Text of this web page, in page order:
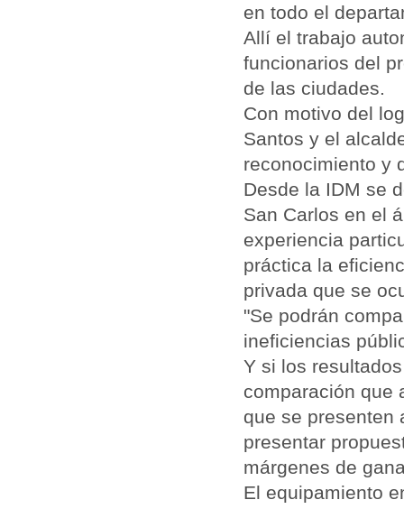
en todo el
Allí el trabajo
funcionarios del
de las ciudades.
Con motivo del
Santos y el
reconocimiento y
Desde la IDM se
San Carlos en el
experiencia
práctica la
privada que se
"Se podrán
ineficiencias
Y si los
comparación que
que se presenten
presentar
márgenes de
El equipamiento